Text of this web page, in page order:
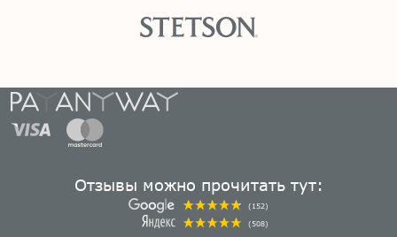
Отзывы можно прочитать тут:
(152)
(508)